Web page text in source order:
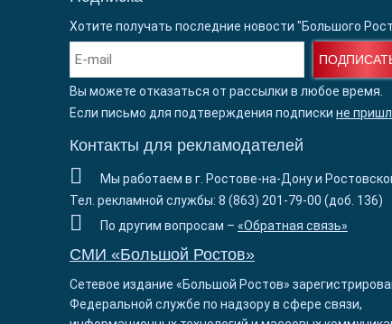
Хотите получать последние новости "Большого
Вы можете отказаться от рассылки в любое время.
Если письмо для подтверждения подписки не
Контакты для рекламодателей
Мы работаем в г. Ростове-на-Дону и
Тел. рекламной службы: 8 (863) 201-79-00 (доб. 136)
По другим вопросам – «Обратная связь»
СМИ «Большой Ростов»
Сетевое издание «Большой Ростов»
Федеральной службе по надзору в сфере связи,